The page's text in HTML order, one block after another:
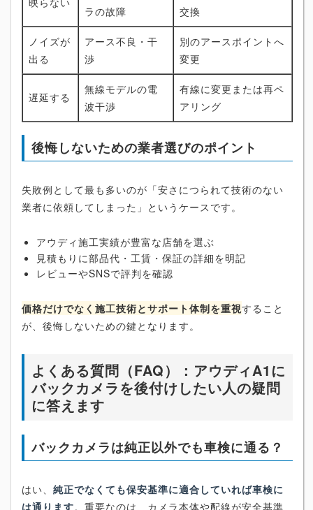
ラの故障
交換
ノイズが
出る
アース不良・干
渉
別のアースポイントへ
変更
遅延する
無線モデルの電
波干渉
有線に変更または再ペ
アリング
後悔しないための業者選びのポイント
失敗例として最も多いのが「安さにつられて技術のない
業者に依頼してしまった」というケースです。
アウディ施工実績が豊富な店舗を選ぶ
見積もりに部品代・工賃・保証の詳細を明記
レビューやSNSで評判を確認
価格だけでなく施工技術とサポート体制を重視すること
が、後悔しないための鍵となります。
よくある質問（FAQ）：アウディA1に
バックカメラを後付けしたい人の疑問
に答えます
バックカメラは純正以外でも車検に通る？
はい、 純正でなくても保安基準に適合していれば車検に
は通ります。重要なのは、カメラ本体や配線が安全基準